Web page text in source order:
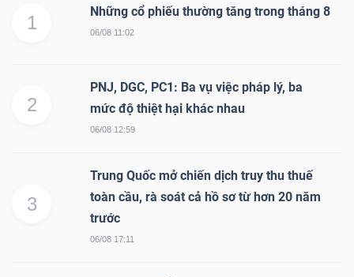
1
Những cổ phiếu thường tăng trong tháng 8
06/08 11:02
2
PNJ, DGC, PC1: Ba vụ việc pháp lý, ba
mức độ thiệt hại khác nhau
06/08 12:59
3
Trung Quốc mở chiến dịch truy thu thuế
toàn cầu, rà soát cả hồ sơ từ hơn 20 năm
trước
06/08 17:11